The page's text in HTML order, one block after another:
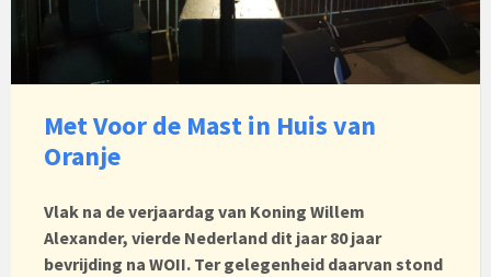
Met Voor de Mast in Huis van
Oranje
Vlak na de verjaardag van Koning Willem
Alexander, vierde Nederland dit jaar 80 jaar
bevrijding na WOII. Ter gelegenheid daarvan stond